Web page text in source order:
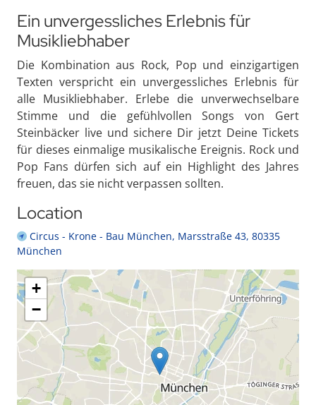
Ein unvergessliches Erlebnis für
Musikliebhaber
Die Kombination aus Rock, Pop und einzigartigen
Texten verspricht ein unvergessliches Erlebnis für
alle Musikliebhaber. Erlebe die unverwechselbare
Stimme und die gefühlvollen Songs von Gert
Steinbäcker live und sichere Dir jetzt Deine Tickets
für dieses einmalige musikalische Ereignis. Rock und
Pop Fans dürfen sich auf ein Highlight des Jahres
freuen, das sie nicht verpassen sollten.
Location
Circus - Krone - Bau München, Marsstraße 43, 80335
München
+
−